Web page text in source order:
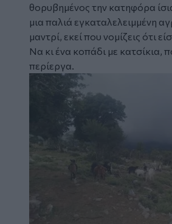
θορυβημένος την κατηφόρα
μια παλιά εγκαταλελειμμένη
μαντρί, εκεί που νομίζεις ότι
Να κι ένα κοπάδι με κατσίκια,
περίεργα.
Image